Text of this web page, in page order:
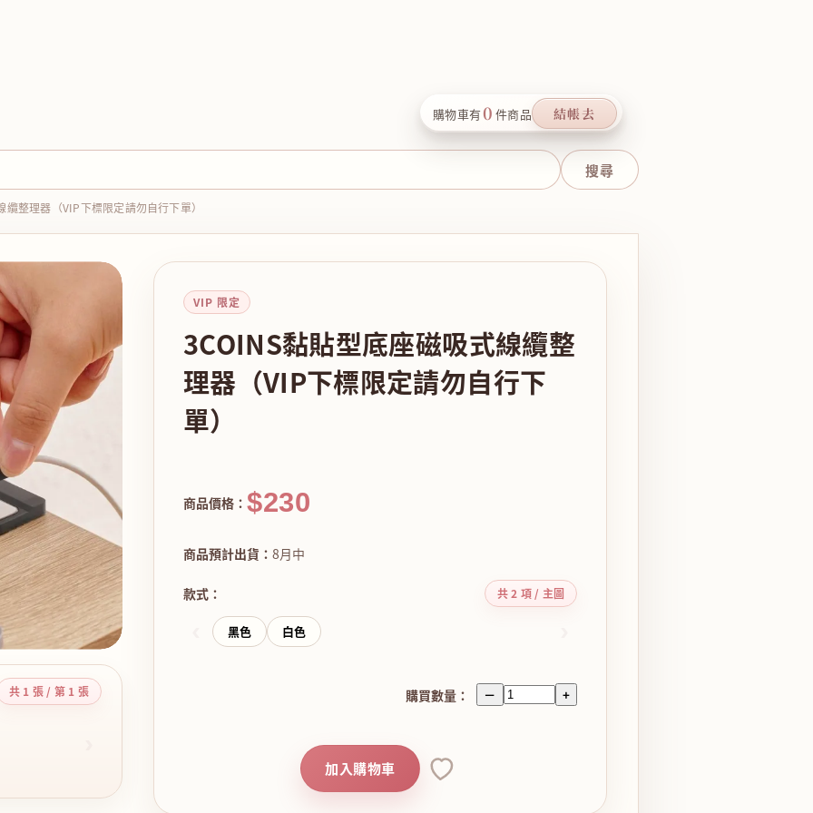
購物車有0 件商品 結帳去
整理器（VIP下標限定請勿自行下單）
共 1 張 / 第 1 張
VIP 限定
3COINS黏貼型底座磁吸式線纜整
理器（VIP下標限定請勿自行下
單）
商品價格： $230
商品預計出貨： 8月中
款式： 共 2 項 / 主圖
黑色 白色
購買數量： － +
加入購物車